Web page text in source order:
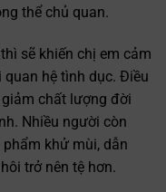
thể chủ quan.
sẽ khiến chị em cảm
hệ tình dục. Điều
chất lượng đời
Nhiều người còn
khử mùi, dẫn
trở nên tệ hơn.